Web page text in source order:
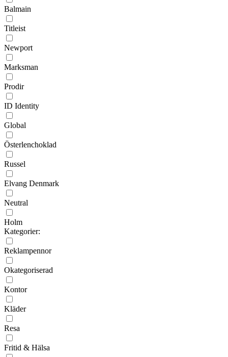
Balmain
Titleist
Newport
Marksman
Prodir
ID Identity
Global
Österlenchoklad
Russel
Elvang Denmark
Neutral
Holm
Kategorier:
Reklampennor
Okategoriserad
Kontor
Kläder
Resa
Fritid & Hälsa